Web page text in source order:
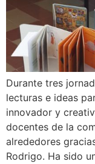
Durante tres
lecturas e ideas
innovador y
docentes de la
alrededores
Rodrigo. Ha sido